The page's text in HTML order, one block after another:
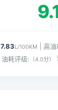
7.83L/100KM | 高
油耗评级: （4.0分）